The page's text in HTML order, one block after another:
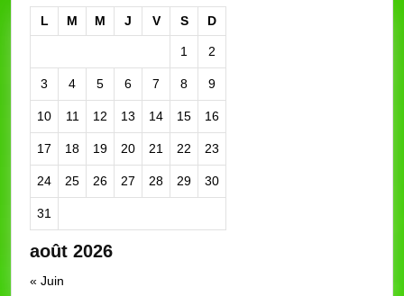
août 2026
L M M J V S D
1 2
3 4 5 6 7 8 9
10 11 12 13 14 15 16
17 18 19 20 21 22 23
24 25 26 27 28 29 30
31
« Juin